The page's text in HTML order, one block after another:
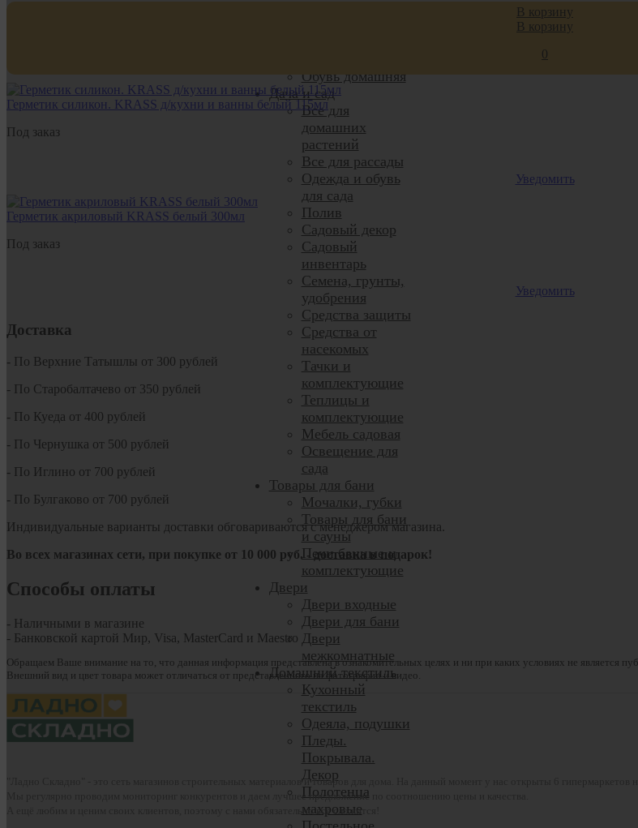
Обувь домашняя
Дача и сад
Все для
домашних
растений
Все для рассады
Одежда и обувь
для сада
Полив
Садовый декор
Садовый
инвентарь
Семена, грунты,
удобрения
Средства защиты
Средства от
насекомых
Тачки и
комплектующие
Теплицы и
комплектующие
Мебель садовая
Освещение для
сада
Товары для бани
Мочалки, губки
Товары для бани
и сауны
Печи банные и
комплектующие
Двери
Двери входные
Двери для бани
Двери
межкомнатные
Домашний текстиль
Кухонный
текстиль
Одеяла, подушки
Пледы.
Покрывала.
Декор
Полотенца
махровые
В корзину
В корзину
0
Герметик силикон. KRASS д/кухни и ванны белый 115мл
Под заказ
Уведомить
Герметик акриловый KRASS белый 300мл
Под заказ
Уведомить
Доставка
- По Верхние Татышлы от 300 рублей
- По Старобалтачево от 350 рублей
- По Куеда от 400 рублей
- По Чернушка от 500 рублей
- По Иглино от 700 рублей
- По Булгаково от 700 рублей
Индивидуальные варианты доставки обговариваются с менеджером магазина.
Во всех магазинах сети, при покупке от 10 000 руб. - доставка в подарок!
Способы оплаты
- Наличными в магазине
- Банковской картой Мир, Visa, MasterCard и Maestro
Обращаем Ваше внимание на то, что данная информация представлена в ознакомительных целях и ни при каких условиях не является
Внешний вид и цвет товара может отличаться от представленного на фотографии и видео.
"Ладно Складно" - это сеть магазинов строительных материалов и товаров для дома. На данный момент у нас открыты 6 гипермаркетов
Мы регулярно проводим мониторинг конкурентов и даем лучшее предложение по соотношению цены и качества.
А ещё любим и ценим своих клиентов, поэтому с нами обязательно всё сложится!